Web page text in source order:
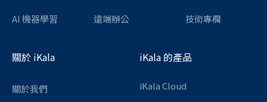
AI 機器學習 遠端辦公 技術專欄
關於 iKala
關於我們
iKala 的產品
iKala Cloud